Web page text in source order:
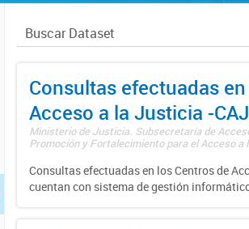
Consultas efectuadas
Acceso a la Justicia -
Ministerio de Justicia. Subsecretaría de
Promoción y Fortalecimiento para el Acceso a
Consultas efectuadas en los Centros de
cuentan con sistema de gestión